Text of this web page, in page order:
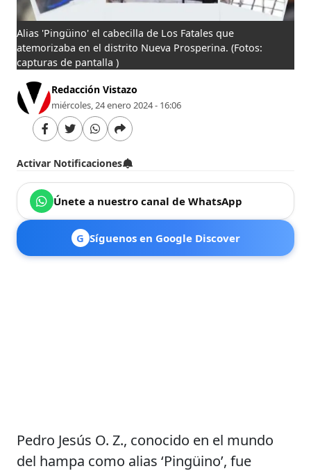
Alias 'Pingüino' el cabecilla de Los Fatales que
atemorizaba en el distrito Nueva Prosperina.(Fotos:
capturas de pantalla )
Redacción Vistazo
miércoles, 24 enero 2024 - 16:06
Activar Notificaciones
Únete a nuestro canal de WhatsApp
G Síguenos en Google Discover
Pedro Jesús O. Z., conocido en el mundo
del hampa como alias ‘Pingüino’, fue